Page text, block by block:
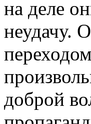
на деле
неудачу.
доброй